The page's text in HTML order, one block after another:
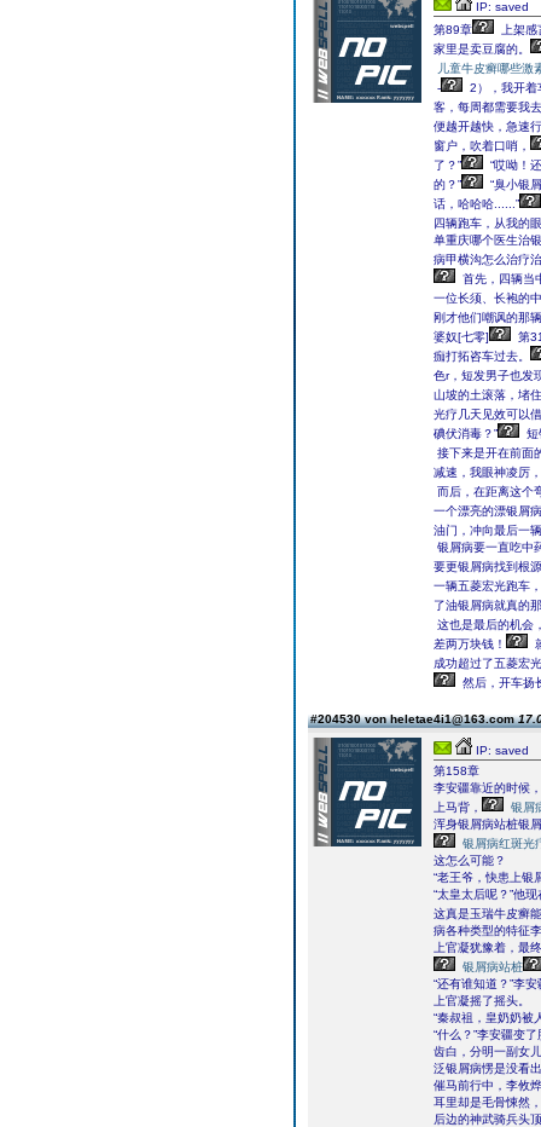
IP: saved
第89章
上架
家里是卖豆腐的。
儿童牛皮癣哪些激
-
2），我开着
客，每周都需要我
便越开越快，急速
窗户，吹着口哨，
了？”
“哎呦！
的？”
“臭小银
话，哈哈哈......”
四辆跑车，从我的
单重庆哪个医生治
病甲横沟怎么治疗
首先，四辆当
一位长须、长袍的
刚才他们嘲讽的那
婆奴[七零]
第
痂打拓咨车过去。
色r，短发男子也发
山坡的土滚落，堵
光疗几天见效可以
碘伏消毒？”
短
接下来是开在前面
减速，我眼神凌厉
而后，在距离这个
一个漂亮的漂银屑
油门，冲向最后一
银屑病要一直吃中
要更银屑病找到根
一辆五菱宏光跑车
了油银屑病就真的
这也是最后的机会
差两万块钱！
成功超过了五菱宏
然后，开车扬
#204530 von heletae4i1@163.com
IP: saved
第158章
李安疆靠近的时候
上马背，
银屑
浑身银屑病站桩银
银屑病红斑光
这怎么可能？
“老王爷，快患上银
“太皇太后呢？”他
这真是玉瑞牛皮癣能
病各种类型的特征
上官凝犹豫着，最
银屑病站桩
“还有谁知道？”李
上官凝摇了摇头。
“秦叔祖，皇奶奶被
“什么？”李安疆变
齿白，分明一副女
泛银屑病愣是没看
催马前行中，李攸
耳里却是毛骨悚然
后边的神武骑兵头